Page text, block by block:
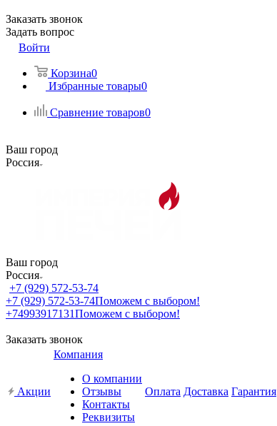
Заказать звонок
Задать вопрос
Войти
Корзина0
Избранные товары0
Сравнение товаров0
Ваш город
Россия
Ваш город
Россия
+7 (929) 572-53-74
+7 (929) 572-53-74Поможем с выбором!
+74993917131Поможем с выбором!
Заказать звонок
Акции
Компания
О компании
Отзывы
Контакты
Реквизиты
Оплата Доставка Гарантия